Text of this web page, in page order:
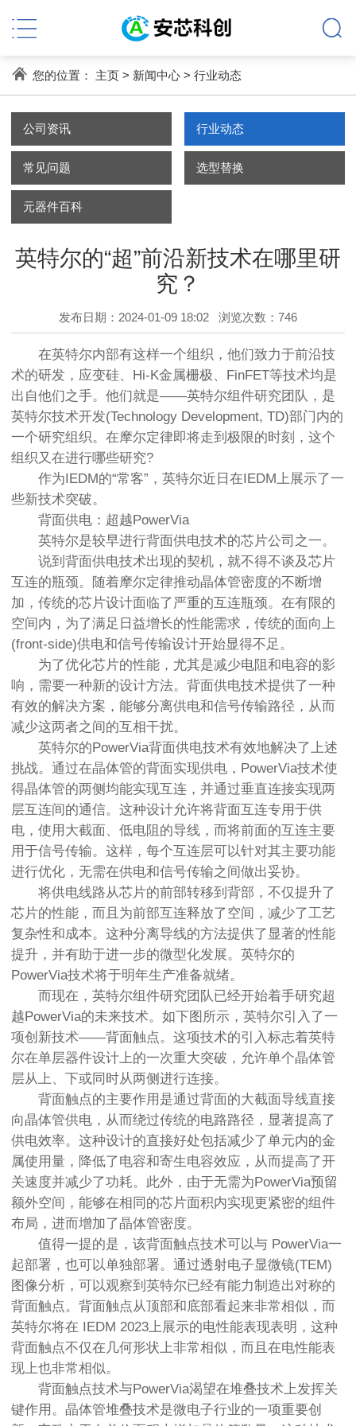
您的位置： 主页> 新闻中心> 行业动态
公司资讯 行业动态
常见问题 选型替换
元器件百科
英特尔的“超”前沿新技术在哪里研
究？
发布日期：2024-01-09 18:02 浏览次数：746
在英特尔内部有这样一个组织，他们致力于前沿技
术的研发，应变硅、Hi-K金属栅极、FinFET等技术均是
出自他们之手。他们就是——英特尔组件研究团队，是
英特尔技术开发(Technology Development, TD)部门内的
一个研究组织。在摩尔定律即将走到极限的时刻，这个
组织又在进行哪些研究?
作为IEDM的“常客”，英特尔近日在IEDM上展示了一
些新技术突破。
背面供电：超越PowerVia
英特尔是较早进行背面供电技术的芯片公司之一。
说到背面供电技术出现的契机，就不得不谈及芯片
互连的瓶颈。随着摩尔定律推动晶体管密度的不断增
加，传统的芯片设计面临了严重的互连瓶颈。在有限的
空间内，为了满足日益增长的性能需求，传统的面向上
(front-side)供电和信号传输设计开始显得不足。
为了优化芯片的性能，尤其是减少电阻和电容的影
响，需要一种新的设计方法。背面供电技术提供了一种
有效的解决方案，能够分离供电和信号传输路径，从而
减少这两者之间的互相干扰。
英特尔的PowerVia背面供电技术有效地解决了上述
挑战。通过在晶体管的背面实现供电，PowerVia技术使
得晶体管的两侧均能实现互连，并通过垂直连接实现两
层互连间的通信。这种设计允许将背面互连专用于供
电，使用大截面、低电阻的导线，而将前面的互连主要
用于信号传输。这样，每个互连层可以针对其主要功能
进行优化，无需在供电和信号传输之间做出妥协。
将供电线路从芯片的前部转移到背部，不仅提升了
芯片的性能，而且为前部互连释放了空间，减少了工艺
复杂性和成本。这种分离导线的方法提供了显著的性能
提升，并有助于进一步的微型化发展。英特尔的
PowerVia技术将于明年生产准备就绪。
而现在，英特尔组件研究团队已经开始着手研究超
越PowerVia的未来技术。如下图所示，英特尔引入了一
项创新技术——背面触点。这项技术的引入标志着英特
尔在单层器件设计上的一次重大突破，允许单个晶体管
层从上、下或同时从两侧进行连接。
背面触点的主要作用是通过背面的大截面导线直接
向晶体管供电，从而绕过传统的电路路径，显著提高了
供电效率。这种设计的直接好处包括减少了单元内的金
属使用量，降低了电容和寄生电容效应，从而提高了开
关速度并减少了功耗。此外，由于无需为PowerVia预留
额外空间，能够在相同的芯片面积内实现更紧密的组件
布局，进而增加了晶体管密度。
值得一提的是，该背面触点技术可以与 PowerVia一
起部署，也可以单独部署。通过透射电子显微镜(TEM)
图像分析，可以观察到英特尔已经有能力制造出对称的
背面触点。背面触点从顶部和底部看起来非常相似，而
英特尔将在 IEDM 2023上展示的电性能表现表明，这种
背面触点不仅在几何形状上非常相似，而且在电性能表
现上也非常相似。
背面触点技术与PowerVia渴望在堆叠技术上发挥关
键作用。晶体管堆叠技术是微电子行业的一项重要创